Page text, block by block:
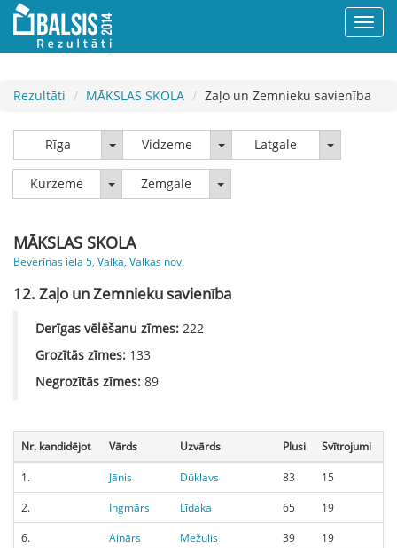
Rezultāti MĀKSLAS SKOLA Zaļo un Zemnieku savienība
Rīga Rīga Vidzeme VidzemeLatgale Latgale
Kurzeme KurzemeZemgale Zemgale
MĀKSLAS SKOLA
Beverīnas iela 5, Valka, Valkas nov.
12. Zaļo un Zemnieku savienība
Derīgas vēlēšanu zīmes: 222
Grozītās zīmes: 133
Negrozītās zīmes: 89
Nr. kandidējot Vārds Uzvārds Plusi Svītrojumi
1. Jānis Dūklavs 83
15
2.
Ingmārs Līdaka 65
19
6.
Ainārs Mežulis 39
19